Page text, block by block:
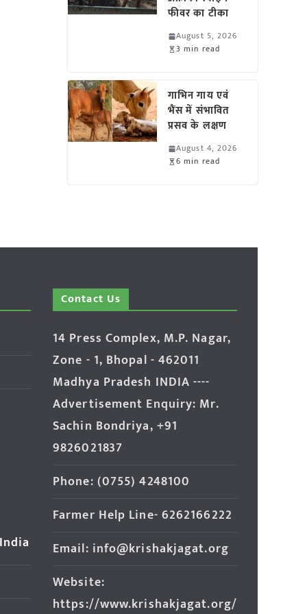
फीवर का टीका
August 5, 2026
3 min read
गाभिन गाय एवं
भैंस में संभावित
प्रसव के लक्षण
August 4, 2026
6 min read
Contact Us
14 Press Complex, M.P. Nagar,
Zone - 1, Bhopal - 462011
Madhya Pradesh INDIA ----
Advertisement Enquiry: Mr.
Sachin Bondriya, +91
9826021837
Phone: (0755) 4248100
Farmer Help Line- 6262166222
Email: info@krishakjagat.org
Website:
https://www.krishakjagat.org/